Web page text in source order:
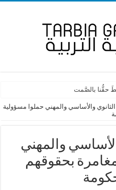
حقُّنا بالصَّمت
الثانوي والأساسي والمهني حملوا مسؤولية
والمهني
بحقوقهم